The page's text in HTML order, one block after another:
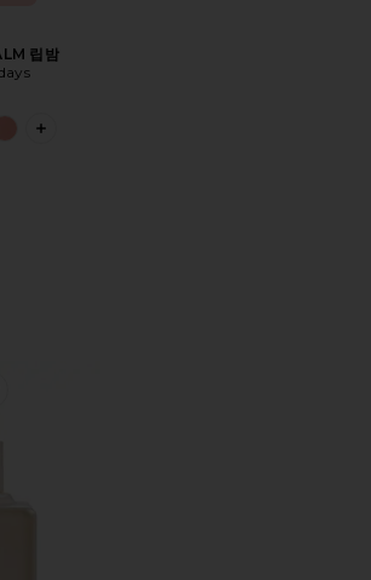
립밤
PLUS ICON TO SEE MORE OPTIONS
세럼